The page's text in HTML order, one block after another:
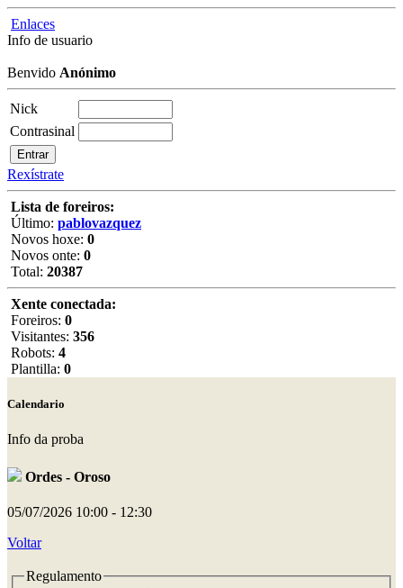
Enlaces
Info de usuario
Benvido Anónimo
Nick
Contrasinal
Rexístrate
Lista de foreiros:
Último: pablovazquez
Novos hoxe: 0
Novos onte: 0
Total: 20387
Xente conectada:
Foreiros: 0
Visitantes: 356
Robots: 4
Plantilla: 0
Calendario
Info da proba
Ordes - Oroso
05/07/2026 10:00 - 12:30
Voltar
Regulamento